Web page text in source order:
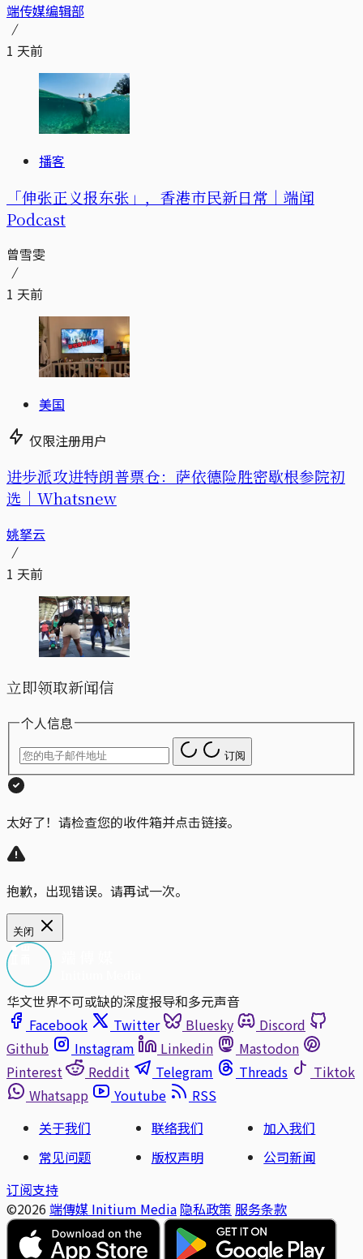
端传媒编辑部
1 天前
播客
「伸张正义报东张」，香港市民新日常｜端闻
Podcast
曾雪雯
1 天前
美国
仅限注册用户
进步派攻进特朗普票仓：萨依德险胜密歇根参院初
选｜Whatsnew
姚拏云
1 天前
立即领取新闻信
个人信息
订阅
太好了！请检查您的收件箱并点击链接。
抱歉，出现错误。请再试一次。
关闭
华文世界不可或缺的深度报导和多元声音
Facebook
Twitter Bluesky
Discord
Github
Instagram Linkedin
Mastodon
Pinterest
Reddit Telegram Threads
Tiktok
Whatsapp
Youtube
RSS
关于我们
联络我们
加入我们
常见问题
版权声明
公司新闻
订阅支持
©2026 端傳媒 Initium Media 隐私政策 服务条款